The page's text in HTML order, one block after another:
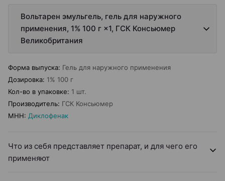
Вольтарен эмульгель, гель для наружного
применения, 1% 100 г ×1, ГСК Консьюмер
Великобритания
Форма выпуска: Гель для наружного применения
Дозировка: 1% 100 г
Кол-во в упаковке: 1 шт.
Производитель: ГСК Консьюмер
МНН: Диклофенак
Что из себя представляет препарат, и для чего его
применяют